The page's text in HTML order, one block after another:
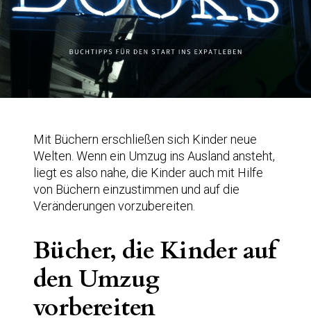
Mit Büchern erschließen sich Kinder neue
Welten. Wenn ein Umzug ins Ausland ansteht,
liegt es also nahe, die Kinder auch mit Hilfe
von Büchern einzustimmen und auf die
Veränderungen vorzubereiten.
Bücher, die Kinder auf
den Umzug
vorbereiten